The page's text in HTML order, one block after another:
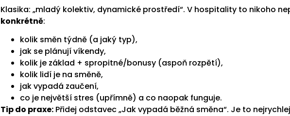
Klasika: „mladý kolektiv, dynamické prostředí“. V hospitality to nikoho
konkrétně:
kolik směn týdně (a jaký typ),
jak se plánují víkendy,
kolik je základ + spropitné/bonusy (aspoň rozpětí),
kolik lidí je na směně,
jak vypadá zaučení,
co je největší stres (upřímně) a co naopak funguje.
Tip do praxe: Přidej odstavec „Jak vypadá běžná směna“. Je to